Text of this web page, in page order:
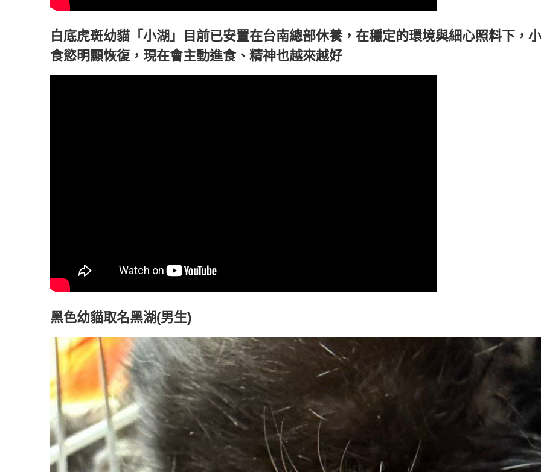
白底虎斑幼貓「小湖」目前已安置在台南總部休養，在穩定的環境與細心照料下，
食慾明顯恢復，現在會主動進食、精神也越來越好
黑色幼貓取名黑湖(男生)